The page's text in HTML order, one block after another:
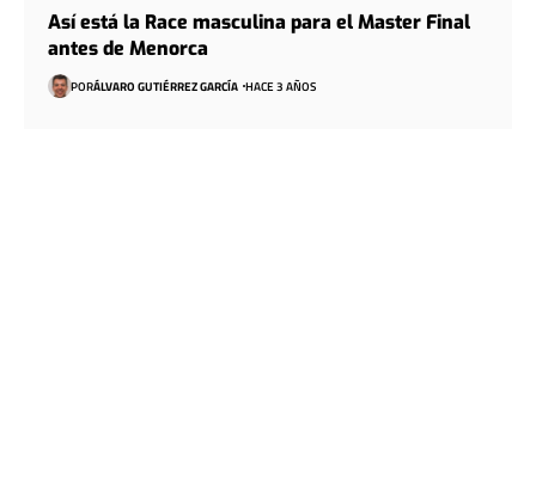
Así está la Race masculina para el Master Final
antes de Menorca
PORÁLVARO GUTIÉRREZ GARCÍA HACE 3 AÑOS